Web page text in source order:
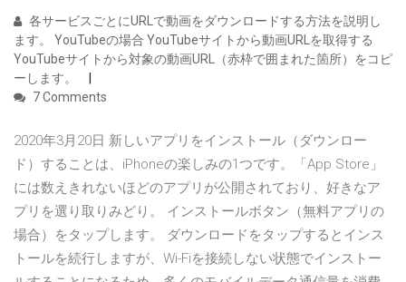
各サービスごとにURLで動画をダウンロードする方法を説明し
ます。 YouTubeの場合 YouTubeサイトから動画URLを取得する
YouTubeサイトから対象の動画URL（赤枠で囲まれた箇所）をコピ
ーします。
7 Comments
2020年3月20日 新しいアプリをインストール（ダウンロー
ド）することは、iPhoneの楽しみの1つです。「App Store」
には数えきれないほどのアプリが公開されており、好きなア
プリを選り取りみどり。 インストールボタン（無料アプリの
場合）をタップします。 ダウンロードをタップするとインス
トールを続行しますが、Wi-Fiを接続しない状態でインストー